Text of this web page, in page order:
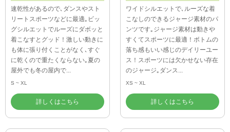
速乾性があるので､ダンスやスト
リートスポーツなどに最適｡ビッ
グシルエットでルーズにダボッと
着こなすとグッド！激しい動きに
も体に張り付くことがなく､すぐ
に乾くので重たくならない｡夏の
屋外でも冬の屋内で...
S ~ XL
詳しくはこちら
ワイドシルエットで､ルーズな着
こなしのできるジャージ素材のパ
ンツです｡ジャージ素材は動きや
すくてスポーツに最適！ボトムの
落ち感もいい感じのデイリーユー
ス！スポーツには欠かせない存在
のジャージ｡ダンス...
XS ~ XL
詳しくはこちら